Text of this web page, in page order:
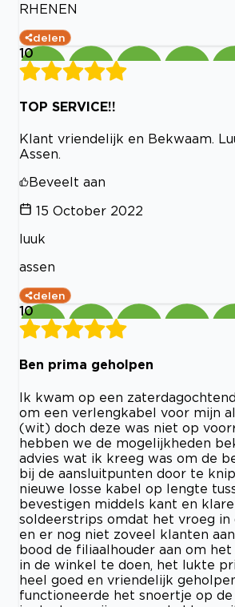
RHENEN
delen
10
TOP SERVICE!!
Klant vriendelijk en Bekwaam.
Assen.
Beveelt aan
15 October 2022
luuk
assen
delen
10
Ben prima geholpen
Ik kwam op een
om een verlengkabel voor mijn
(wit) doch deze was niet op
hebben we de mogelijkheden
advies wat ik kreeg was om de
bij de aansluitpunten door te
nieuwe losse kabel op lengte
bevestigen middels kant en
soldeerstrips omdat het vroeg in
en er nog niet zoveel klanten
bood de filiaalhouder aan om
in de winkel te doen, het lukte
heel goed en vriendelijk
functioneerde het snoertje op